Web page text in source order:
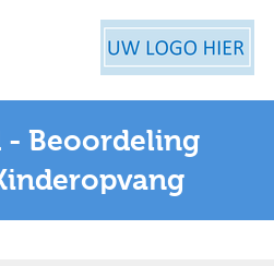
- Beoordeling